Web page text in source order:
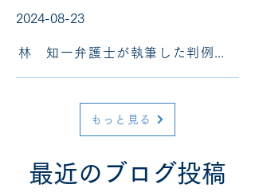
2024-08-23
もっと見る
最近のブログ投稿